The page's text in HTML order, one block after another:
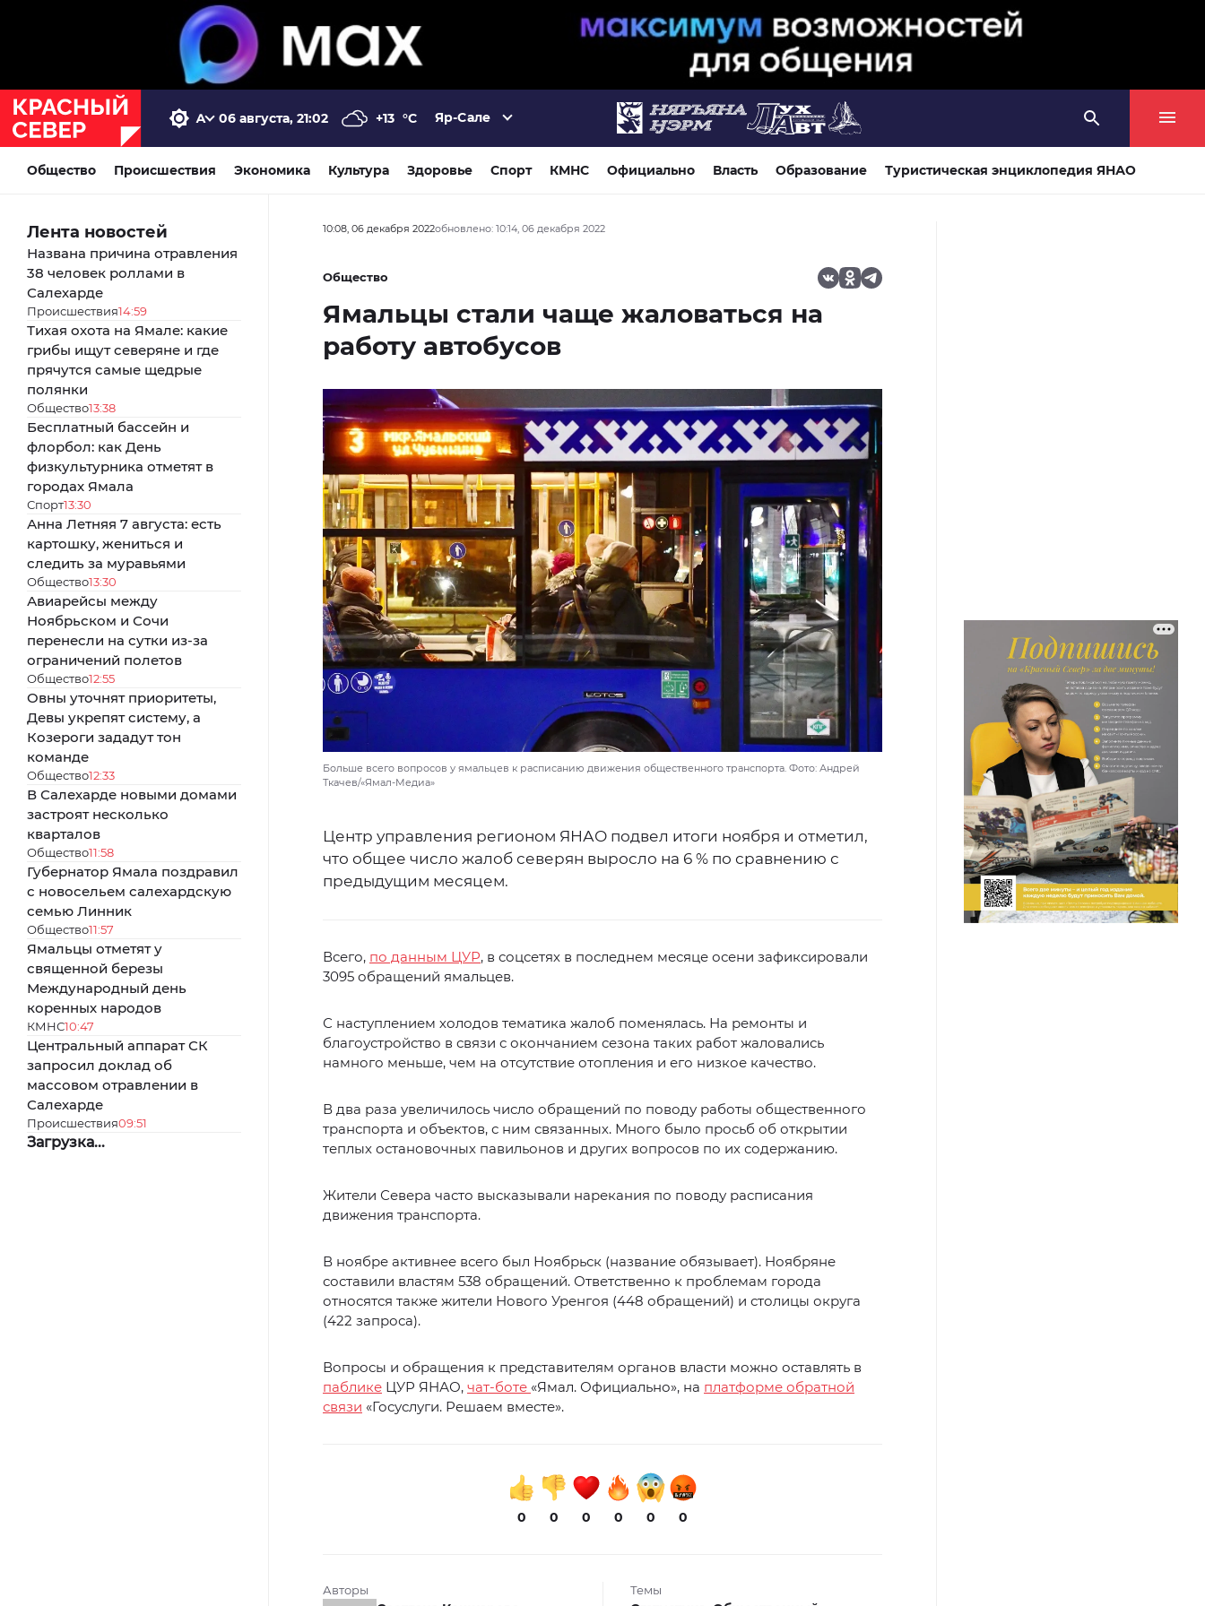
06 августа, 21:02 +13 °C Яр-Сале
Общество Происшествия Экономика Культура Здоровье Спорт КМНС Официально Власть Образование Туристическая энциклопедия ЯНАО
Лента новостей
Названа причина отравления
38 человек роллами в
Салехарде
Происшествия14:59
Тихая охота на Ямале: какие
грибы ищут северяне и где
прячутся самые щедрые
полянки
Общество13:38
Бесплатный бассейн и
флорбол: как День
физкультурника отметят в
городах Ямала
Спорт13:30
Анна Летняя 7 августа: есть
картошку, жениться и
следить за муравьями
Общество13:30
Авиарейсы между
Ноябрьском и Сочи
перенесли на сутки из-за
ограничений полетов
Общество12:55
Овны уточнят приоритеты,
Девы укрепят систему, а
Козероги зададут тон
команде
Общество12:33
В Салехарде новыми домами
застроят несколько
кварталов
Общество11:58
Губернатор Ямала поздравил
с новосельем салехардскую
семью Линник
Общество11:57
Ямальцы отметят у
священной березы
Международный день
коренных народов
КМНС10:47
Центральный аппарат СК
запросил доклад об
массовом отравлении в
Салехарде
Происшествия09:51
Загрузка...
10:08, 06 декабря 2022обновлено: 10:14, 06 декабря 2022
Общество
Ямальцы стали чаще жаловаться на
работу автобусов
Больше всего вопросов у ямальцев к расписанию движения общественного транспорта. Фото: Андрей
Ткачев/«Ямал-Медиа»
Центр управления регионом ЯНАО подвел итоги ноября и отметил,
что общее число жалоб северян выросло на 6 % по сравнению с
предыдущим месяцем.
Всего, по данным ЦУР, в соцсетях в последнем месяце осени зафиксировали
3095 обращений ямальцев.
С наступлением холодов тематика жалоб поменялась. На ремонты и
благоустройство в связи с окончанием сезона таких работ жаловались
намного меньше, чем на отсутствие отопления и его низкое качество.
В два раза увеличилось число обращений по поводу работы общественного
транспорта и объектов, с ним связанных. Много было просьб об открытии
теплых остановочных павильонов и других вопросов по их содержанию.
Жители Севера часто высказывали нарекания по поводу расписания
движения транспорта.
В ноябре активнее всего был Ноябрьск (название обязывает). Ноябряне
составили властям 538 обращений. Ответственно к проблемам города
относятся также жители Нового Уренгоя (448 обращений) и столицы округа
(422 запроса).
Вопросы и обращения к представителям органов власти можно оставлять в
паблике ЦУР ЯНАО, чат-боте «Ямал. Официально», на платформе обратной
связи «Госуслуги. Решаем вместе».
0 0 0 0 0 0
Авторы Темы